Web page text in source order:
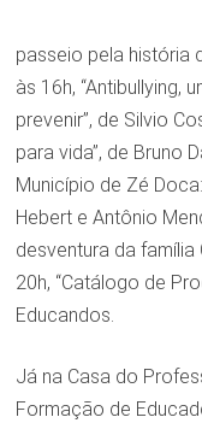
passeio pela história
às 16h, “Antibullying,
prevenir”, de Silvio
para vida”, de Bruno
Município de Zé
Hebert e Antônio
desventura da família
20h, “Catálogo de
Educandos.
Já na Casa do
Formação de